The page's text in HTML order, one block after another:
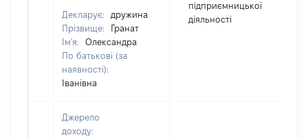
Декларує:
дружина
Прізвище:
Гранат
Ім'я:
Олександра
По батькові (за
наявності):
Іванівна
підприємницької
діяльності
Джерело
доходу: